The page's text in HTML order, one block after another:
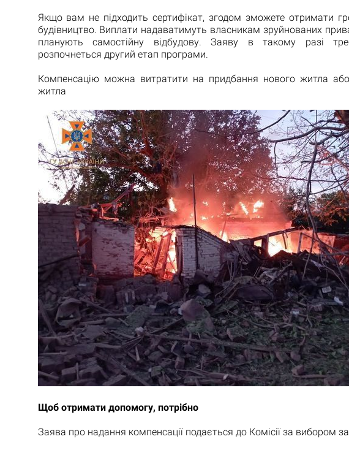
Якщо вам не підходить сертифікат, згодом зможете отримати
будівництво. Виплати надаватимуть власникам зруйнованих
планують самостійну відбудову. Заяву в такому разі
розпочнеться другий етап програми.
Компенсацію можна витратити на придбання нового житла
житла
Щоб отримати допомогу, потрібно
Заява про надання компенсації подається до Комісії за вибором